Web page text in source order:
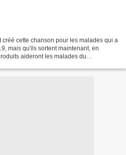
cette chanson pour les malades qui a
mais qu'ils sortent maintenant, en
aideront les malades du